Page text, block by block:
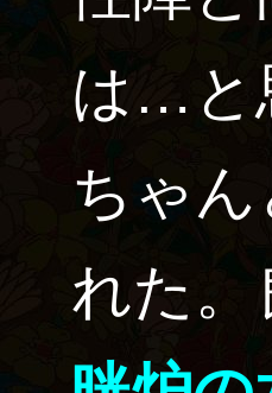
は…と
ちゃ
れた